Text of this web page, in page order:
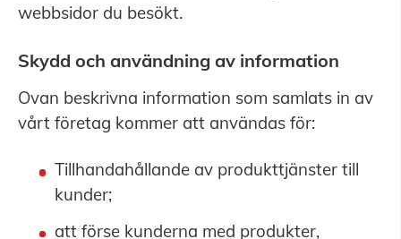
webbsidor du besökt.
Skydd och användning av information
Ovan beskrivna information som samlats in av
vårt företag kommer att användas för:
Tillhandahållande av produkttjänster till
kunder;
att förse kunderna med produkter,